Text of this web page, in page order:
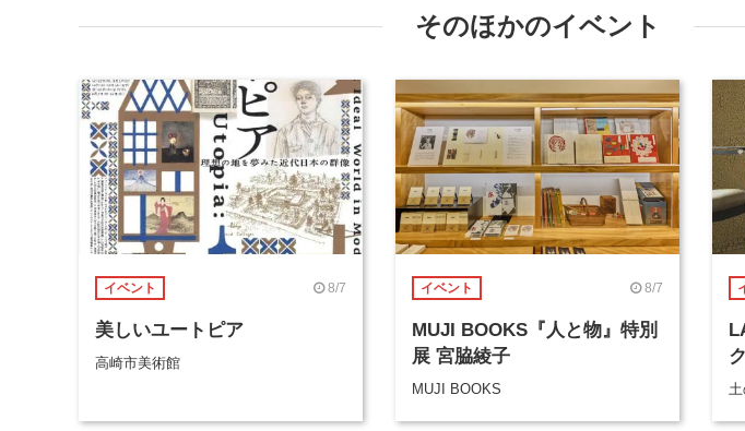
そのほかのイベント
イベント 8/7
美しいユートピア
高崎市美術館
イベント 8/7
MUJI BOOKS『人と物』特別
展 宮脇綾子
MUJI BOOKS